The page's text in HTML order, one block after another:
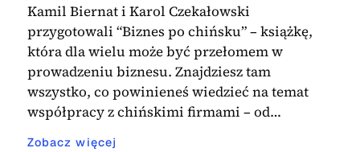
Kamil Biernat i Karol Czekałowski
przygotowali “Biznes po chińsku” – książkę,
która dla wielu może być przełomem w
prowadzeniu biznesu. Znajdziesz tam
wszystko, co powinieneś wiedzieć na temat
współpracy z chińskimi firmami – od…
Zobacz więcej